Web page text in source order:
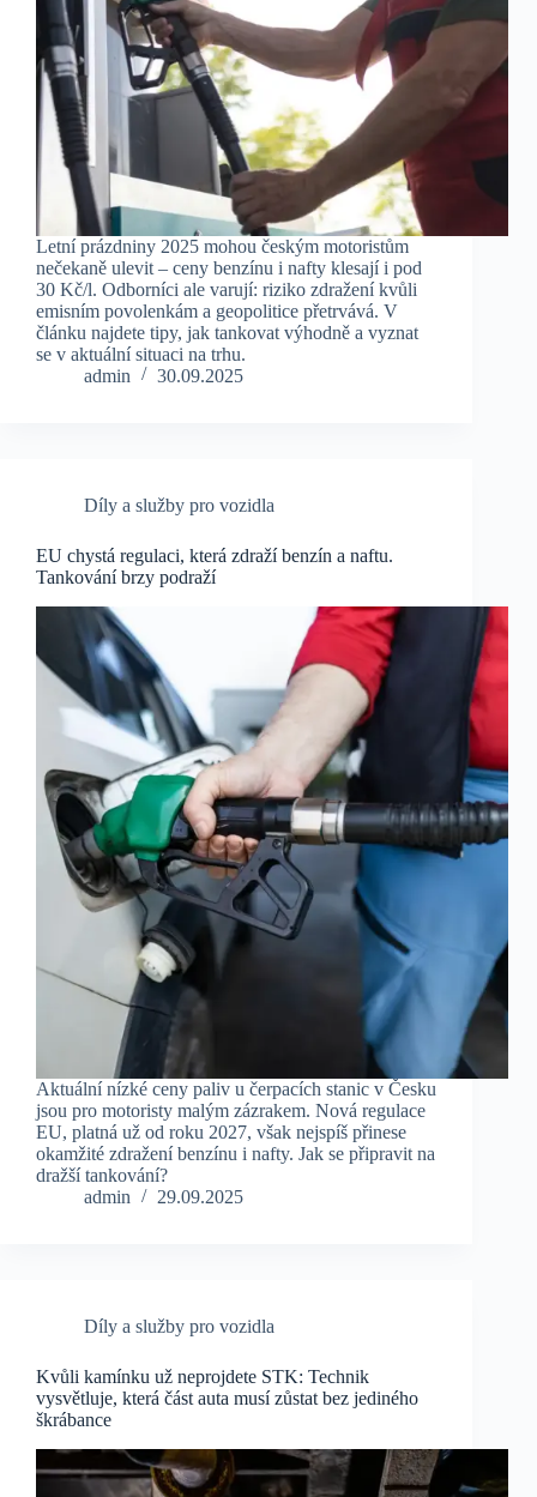
Letní prázdniny 2025 mohou českým motoristům
nečekaně ulevit – ceny benzínu i nafty klesají i pod
30 Kč/l. Odborníci ale varují: riziko zdražení kvůli
emisním povolenkám a geopolitice přetrvává. V
článku najdete tipy, jak tankovat výhodně a vyznat
se v aktuální situaci na trhu.
admin
30.09.2025
Díly a služby pro vozidla
EU chystá regulaci, která zdraží benzín a naftu.
Tankování brzy podraží
Aktuální nízké ceny paliv u čerpacích stanic v Česku
jsou pro motoristy malým zázrakem. Nová regulace
EU, platná už od roku 2027, však nejspíš přinese
okamžité zdražení benzínu i nafty. Jak se připravit na
dražší tankování?
admin
29.09.2025
Díly a služby pro vozidla
Kvůli kamínku už neprojdete STK: Technik
vysvětluje, která část auta musí zůstat bez jediného
škrábance